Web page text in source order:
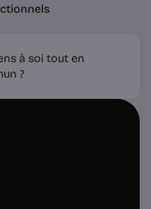
à soi tout en
?